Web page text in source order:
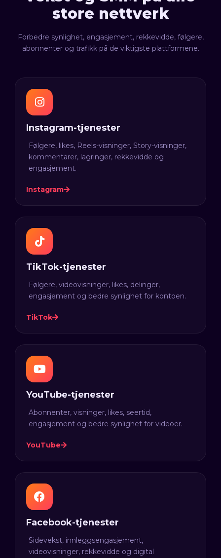
store nettverk
Forbedre synlighet, engasjement, rekkevidde, følgere,
abonnenter og trafikk på de viktigste plattformene.
Instagram-tjenester
Følgere, likes, Reels-visninger, Story-visninger,
kommentarer, lagringer, rekkevidde og
engasjement.
Instagram
TikTok-tjenester
Følgere, videovisninger, likes, delinger,
engasjement og bedre synlighet for kontoen.
TikTok
YouTube-tjenester
Abonnenter, visninger, likes, seertid,
engasjement og bedre synlighet for videoer.
YouTube
Facebook-tjenester
Sidevekst, innleggsengasjement,
videovisninger, rekkevidde og digital